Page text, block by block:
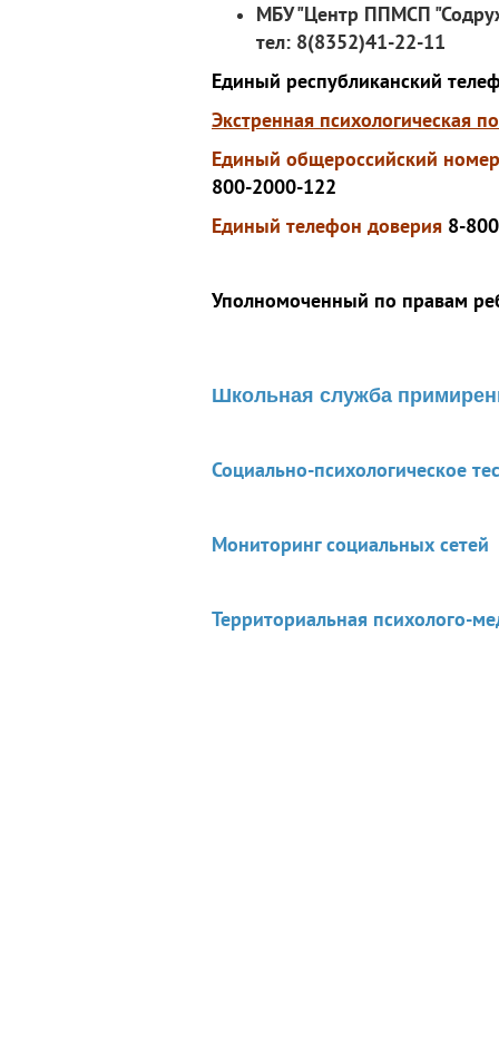
МБУ "Центр ППМСП
тел: 8(8352)41-22-11
Единый республиканский
Экстренная психологическая
Единый общероссийский
800-2000-122
Единый телефон доверия 8-
Уполномоченный по правам
Школьная служба
Социально-психологическое
Мониторинг социальных сетей
Территориальная психолого-